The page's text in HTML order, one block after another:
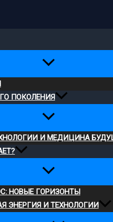
ПОКОЛЕНИЯ
И МЕДИЦИНА
НОВЫЕ ГОРИЗОНТЫ
ЭНЕРГИЯ И ТЕХНОЛОГИИ